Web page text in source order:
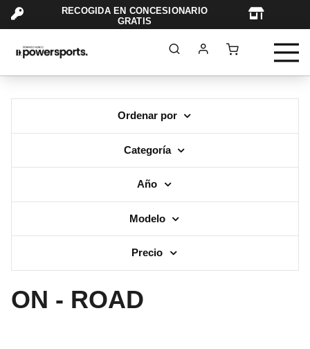
RECOGIDA EN CONCESIONARIO
GRATIS
Ordenar por
Categoría
Año
Modelo
Precio
ON - ROAD